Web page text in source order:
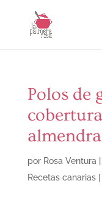
Polos de
por Rosa Ventura
Recetas canarias|